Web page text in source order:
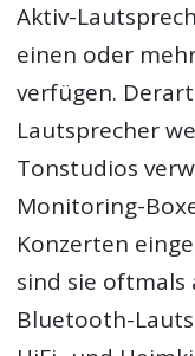
Aktiv-
einen oder
verfügen.
Lautsprecher
Tonstudios
Monitoring-
Konzerten
sind sie oftmals
Bluetooth-